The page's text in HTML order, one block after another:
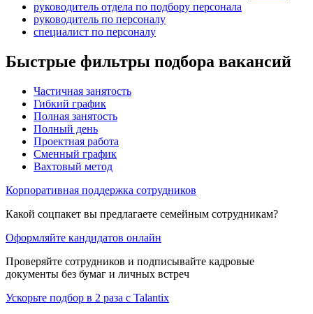
руководитель отдела по подбору персонала
руководитель по персоналу
специалист по персоналу
Быстрые фильтры подбора вакансий
Частичная занятость
Гибкий график
Полная занятость
Полный день
Проектная работа
Сменный график
Вахтовый метод
Корпоративная поддержка сотрудников
Какой соцпакет вы предлагаете семейным сотрудникам?
Оформляйте кандидатов онлайн
Проверяйте сотрудников и подписывайте кадровые
документы без бумаг и личных встреч
Ускорьте подбор в 2 раза с Talantix